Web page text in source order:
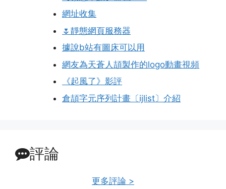
網址收集
🌷靜態網頁服務器
據說b站有圖床可以用
網友為天蒼人頡製作的logo動畫視頻
《起風了》影評
倉頡字元序列計畫〔ijlist〕介紹
評論
更多評論 >